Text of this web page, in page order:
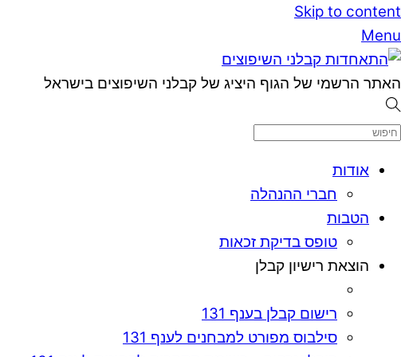
Skip to content
Menu
האתר הרשמי של הגוף היציג של קבלני השיפוצים בישראל
אודות
חברי ההנהלה
הטבות
טופס בדיקת זכאות
הוצאת רישיון קבלן
רישום קבלן בענף 131
סילבוס מפורט למבחנים לענף 131